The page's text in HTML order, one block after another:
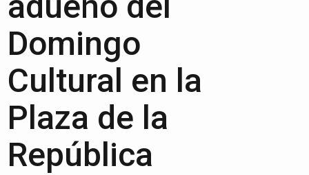
Domingo
Cultural en la
Plaza de la
República